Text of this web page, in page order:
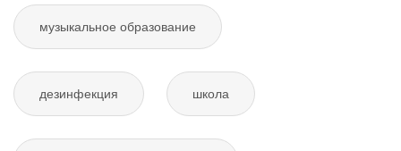
музыкальное образование
дезинфекция школа